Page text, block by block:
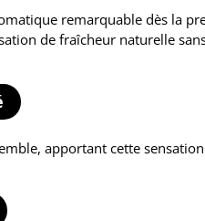
remarquable dès la
de fraîcheur naturelle
apportant cette